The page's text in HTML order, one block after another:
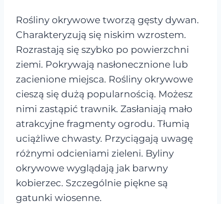
Rośliny okrywowe tworzą gęsty dywan.
Charakteryzują się niskim wzrostem.
Rozrastają się szybko po powierzchni
ziemi. Pokrywają nasłonecznione lub
zacienione miejsca. Rośliny okrywowe
cieszą się dużą popularnością. Możesz
nimi zastąpić trawnik. Zasłaniają mało
atrakcyjne fragmenty ogrodu. Tłumią
uciążliwe chwasty. Przyciągają uwagę
różnymi odcieniami zieleni. Byliny
okrywowe wyglądają jak barwny
kobierzec. Szczególnie piękne są
gatunki wiosenne.